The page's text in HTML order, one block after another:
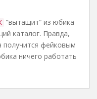
“вытащит” из юбика
каталог. Правда,
получится фейковым
ничего работать